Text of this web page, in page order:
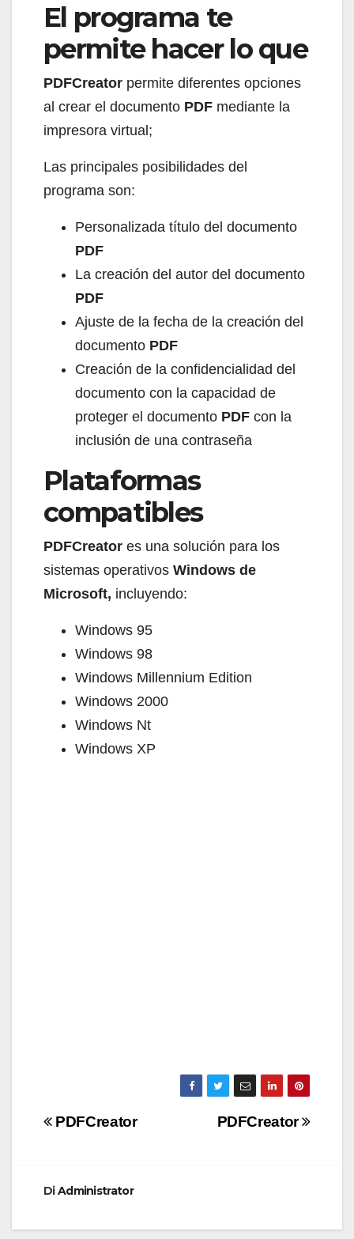
El programa te
permite hacer lo que
PDFCreator permite diferentes opciones
al crear el documento PDF mediante la
impresora virtual;
Las principales posibilidades del
programa son:
Personalizada título del documento
PDF
La creación del autor del documento
PDF
Ajuste de la fecha de la creación del
documento PDF
Creación de la confidencialidad del
documento con la capacidad de
proteger el documento PDF con la
inclusión de una contraseña
Plataformas
compatibles
PDFCreator es una solución para los
sistemas operativos Windows de
Microsoft, incluyendo:
Windows 95
Windows 98
Windows Millennium Edition
Windows 2000
Windows Nt
Windows XP
Navigazione
PDFCreator
PDFCreator
DiAdministrator